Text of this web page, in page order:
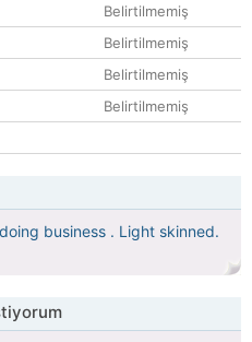
Belirtilmemiş
Belirtilmemiş
Belirtilmemiş
Belirtilmemiş
business . Light skinned.